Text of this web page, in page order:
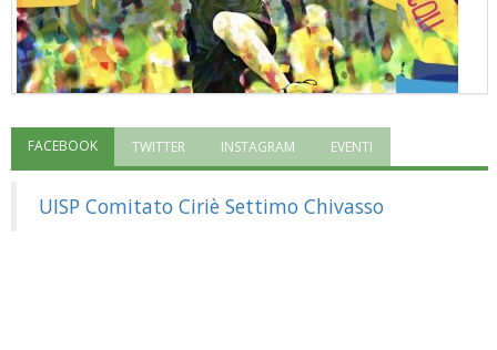
"Superare gli ostacoli": la relazione di Tiziano Pesce al CN Uisp
FACEBOOK TWITTER INSTAGRAM EVENTI
UISP Comitato Ciriè Settimo Chivasso